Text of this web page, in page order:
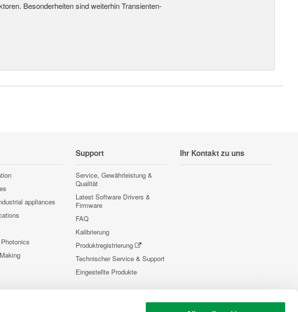
Besonderheiten sind weiterhin Transienten-
appliances
Support
Service, Gewährleistung &
Qualität
Latest Software Drivers &
Firmware
FAQ
Kalibrierung
Produktregistrierung
Technischer Service & Support
Eingestellte Produkte
Ihr Kontakt zu uns